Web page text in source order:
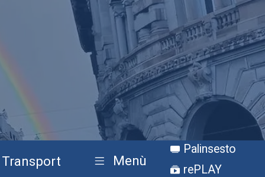
Transport Menù
Palinsesto
rePLAY